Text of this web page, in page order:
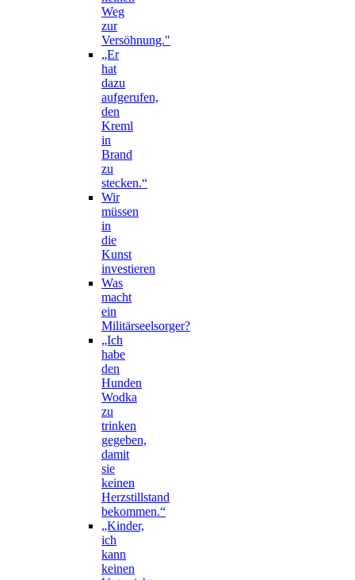
Weg
zur
Versöhnung."
„Er
hat
dazu
aufgerufen,
den
Kreml
in
Brand
zu
stecken.“
Wir
müssen
in
die
Kunst
investieren
Was
macht
ein
Militärseelsorger?
„Ich
habe
den
Hunden
Wodka
zu
trinken
gegeben,
damit
sie
keinen
Herzstillstand
bekommen.“
„Kinder,
ich
kann
keinen